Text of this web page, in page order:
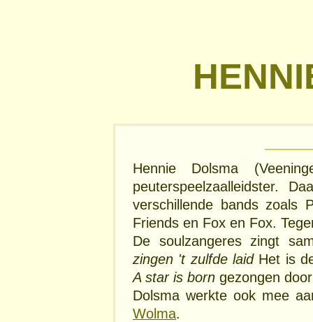
Hennie Dolsma
peuterspeelzaalleidster.
verschillende bands zoals
Friends en Fox en Fox.
De soulzangeres zingt
zingen 't zulfde laidHet is
A star is born gezongen
Dolsma werkte ook mee
Wolma.